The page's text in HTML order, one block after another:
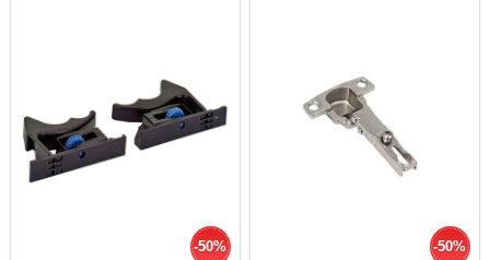
-50% -50%